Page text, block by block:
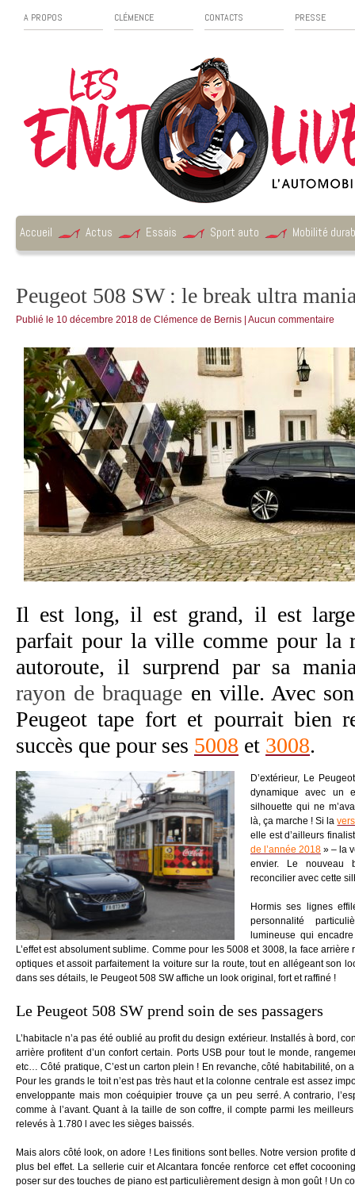
A PROPOS CLÉMENCE CONTACTS PRESSE
Accueil Actus Essais Sport auto Mobilité
Peugeot 508 SW : le break ultra
Publié le 10 décembre 2018 de Clémence de Bernis Aucun commentaire
Il est long, il est grand, il est
parfait pour la ville comme pour la
autoroute, il surprend par sa
rayon de braquage en ville. Avec
Peugeot tape fort et pourrait bien
succès que pour ses 5008 et 3008.
D’extérieur, Le
dynamique avec un
silhouette qui ne
là, ça marche ! Si la
elle est d’ailleurs
de l’année 2018 » – la
envier. Le nouveau
reconcilier avec cette
Hormis ses lignes
personnalité
lumineuse qui
L’effet est absolument sublime. Comme pour les 5008 et 3008, la face
optiques et assoit parfaitement la voiture sur la route, tout en allégeant son
dans ses détails, le Peugeot 508 SW affiche un look original, fort et raffiné !
Le Peugeot 508 SW prend soin de ses passagers
L’habitacle n’a pas été oublié au profit du design extérieur. Installés à bord,
arrière profitent d’un confort certain. Ports USB pour tout le monde,
etc… Côté pratique, C’est un carton plein ! En revanche, côté habitabilité, on
Pour les grands le toit n’est pas très haut et la colonne centrale est assez
enveloppante mais mon coéquipier trouve ça un peu serré. A contrario,
comme à l’avant. Quant à la taille de son coffre, il compte parmi les
relevés à 1.780 l avec les sièges baissés.
Mais alors côté look, on adore ! Les finitions sont belles. Notre version profite
plus bel effet. La sellerie cuir et Alcantara foncée renforce cet effet
poser sur des touches de piano est particulièrement design à mon goût ! Un